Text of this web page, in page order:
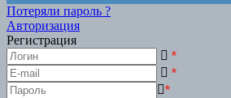
Потеряли пароль ?
Авторизация
Регистрация
*
*
*